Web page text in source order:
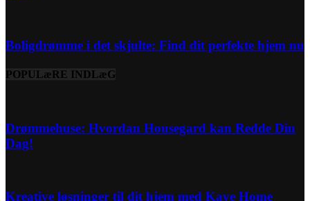
Boligdrømme i det skjulte: Find dit perfekte hjem nu
POPULæRE INDLæG
Drømmehuse: Hvordan Housegard kan Redde Din
Dag!
Kreative løsninger til dit hjem med Kave Home